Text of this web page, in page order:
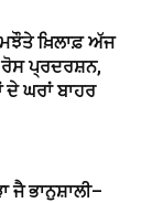
ਖ਼ਿਲਾਫ਼ ਅੱਜ
ਰੋਸ ਪ੍ਰਦਰਸ਼ਨ,
ਘਰਾਂ ਬਾਹਰ
ਜੈ ਭਾਨੁਸ਼ਾਲੀ–